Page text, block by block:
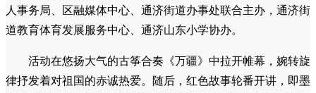
人事务局、区融媒体中心、通济街道办事处联合主办，通济街
道教育体育发展服务中心、通济山东小学协办。
活动在悠扬大气的古筝合奏《万疆》中拉开帷幕，婉转旋
律抒发着对祖国的赤诚热爱。随后，红色故事轮番开讲，即墨